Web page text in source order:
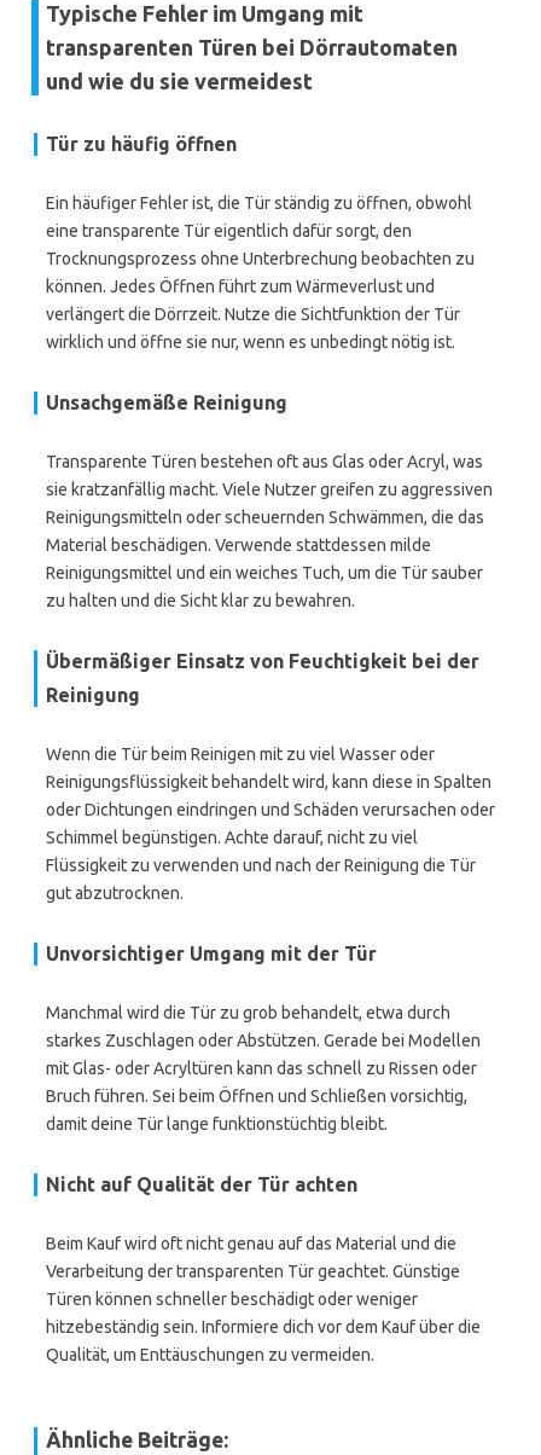
Typische Fehler im Umgang mit
transparenten Türen bei Dörrautomaten
und wie du sie vermeidest
Tür zu häufig öffnen
Ein häufiger Fehler ist, die Tür ständig zu öffnen, obwohl
eine transparente Tür eigentlich dafür sorgt, den
Trocknungsprozess ohne Unterbrechung beobachten zu
können. Jedes Öffnen führt zum Wärmeverlust und
verlängert die Dörrzeit. Nutze die Sichtfunktion der Tür
wirklich und öffne sie nur, wenn es unbedingt nötig ist.
Unsachgemäße Reinigung
Transparente Türen bestehen oft aus Glas oder Acryl, was
sie kratzanfällig macht. Viele Nutzer greifen zu aggressiven
Reinigungsmitteln oder scheuernden Schwämmen, die das
Material beschädigen. Verwende stattdessen milde
Reinigungsmittel und ein weiches Tuch, um die Tür sauber
zu halten und die Sicht klar zu bewahren.
Übermäßiger Einsatz von Feuchtigkeit bei der
Reinigung
Wenn die Tür beim Reinigen mit zu viel Wasser oder
Reinigungsflüssigkeit behandelt wird, kann diese in Spalten
oder Dichtungen eindringen und Schäden verursachen oder
Schimmel begünstigen. Achte darauf, nicht zu viel
Flüssigkeit zu verwenden und nach der Reinigung die Tür
gut abzutrocknen.
Unvorsichtiger Umgang mit der Tür
Manchmal wird die Tür zu grob behandelt, etwa durch
starkes Zuschlagen oder Abstützen. Gerade bei Modellen
mit Glas- oder Acryltüren kann das schnell zu Rissen oder
Bruch führen. Sei beim Öffnen und Schließen vorsichtig,
damit deine Tür lange funktionstüchtig bleibt.
Nicht auf Qualität der Tür achten
Beim Kauf wird oft nicht genau auf das Material und die
Verarbeitung der transparenten Tür geachtet. Günstige
Türen können schneller beschädigt oder weniger
hitzebeständig sein. Informiere dich vor dem Kauf über die
Qualität, um Enttäuschungen zu vermeiden.
Ähnliche Beiträge: